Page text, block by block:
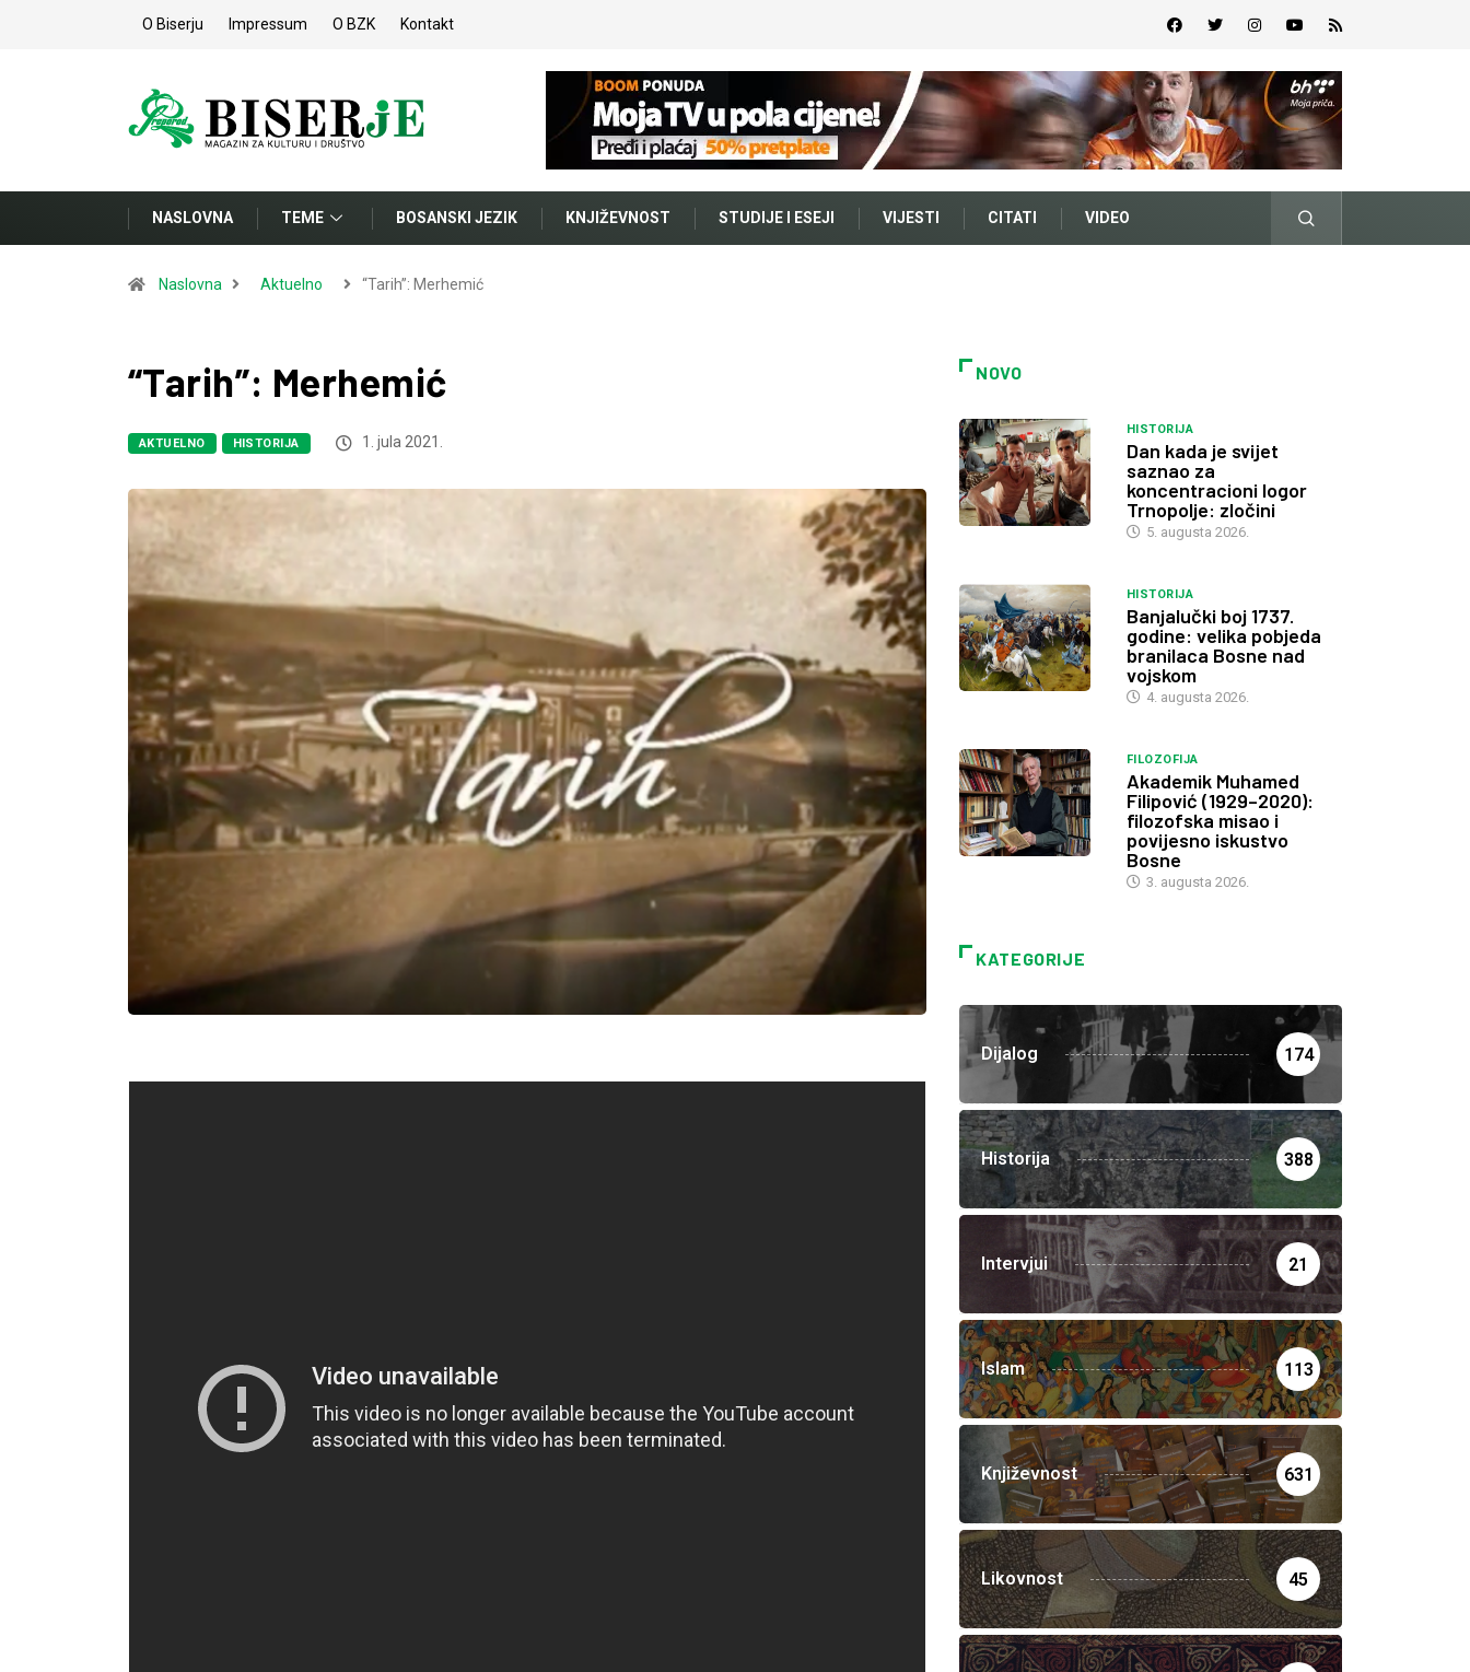
O Biserju Impressum O BZK Kontakt
NASLOVNA TEME BOSANSKI JEZIK KNJIŽEVNOST STUDIJE I ESEJI VIJESTI CITATI VIDEO
Naslovna Aktuelno “Tarih”: Merhemić
“Tarih”: Merhemić
AKTUELNO HISTORIJA 1. jula 2021.
NOVO
HISTORIJA
Dan kada je svijet
saznao za
koncentracioni logor
Trnopolje: zločini
5. augusta 2026.
HISTORIJA
Banjalučki boj 1737.
godine: velika pobjeda
branilaca Bosne nad
vojskom
4. augusta 2026.
FILOZOFIJA
Akademik Muhamed
Filipović (1929–2020):
filozofska misao i
povijesno iskustvo
Bosne
3. augusta 2026.
KATEGORIJE
Dijalog 174
Historija 388
Intervjui 21
Islam 113
Književnost 631
Likovnost 45